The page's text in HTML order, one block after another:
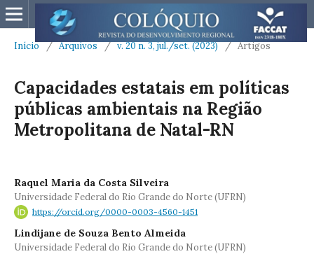
Início / Arquivos / v. 20 n. 3, jul./set. (2023) / Artigos
Capacidades estatais em políticas
públicas ambientais na Região
Metropolitana de Natal-RN
Raquel Maria da Costa Silveira
Universidade Federal do Rio Grande do Norte (UFRN)
https://orcid.org/0000-0003-4560-1451
Lindijane de Souza Bento Almeida
Universidade Federal do Rio Grande do Norte (UFRN)